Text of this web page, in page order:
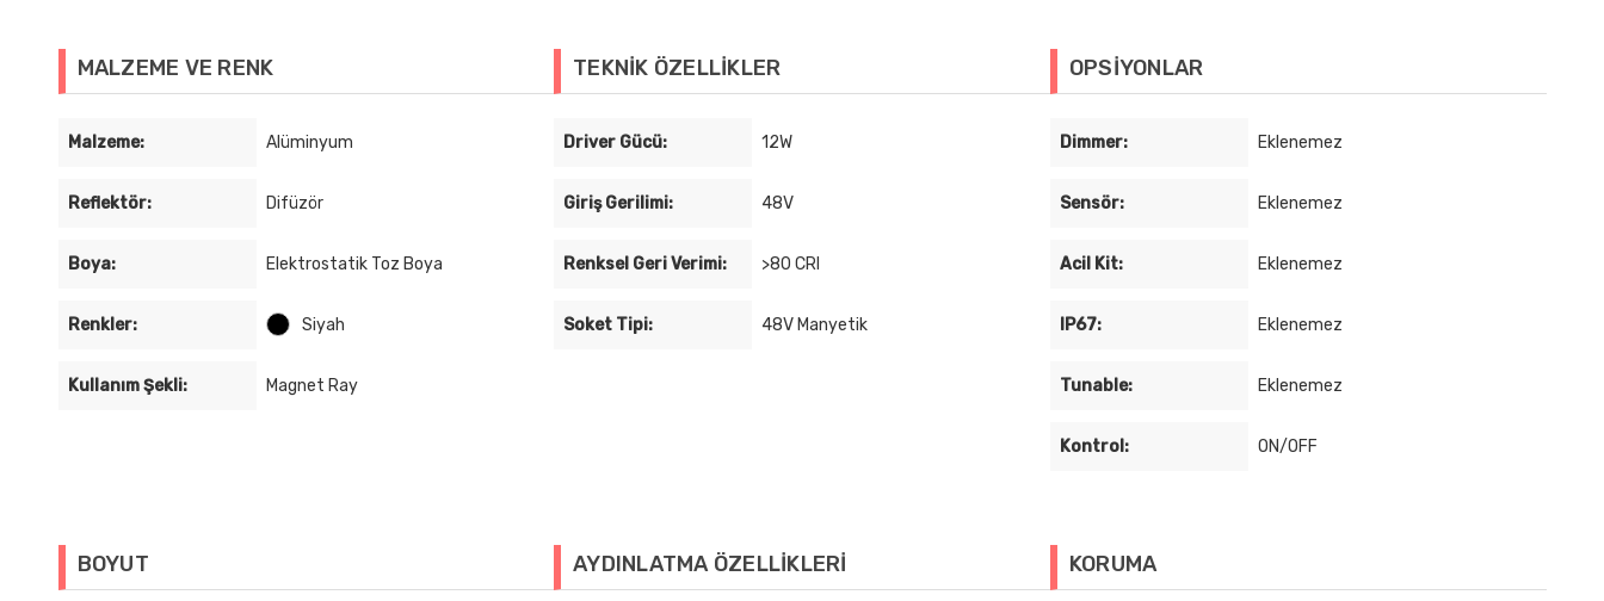
MALZEME VE RENK
Malzeme: Alüminyum
Reflektör: Difüzör
Boya: Elektrostatik Toz Boya
Renkler: Siyah
Kullanım Şekli: Magnet Ray
TEKNİK ÖZELLİKLER
Driver Gücü: 12W
Giriş Gerilimi: 48V
Renksel Geri Verimi: >80 CRI
Soket Tipi: 48V Manyetik
OPSİYONLAR
Dimmer: Eklenemez
Sensör: Eklenemez
Acil Kit: Eklenemez
IP67: Eklenemez
Tunable: Eklenemez
Kontrol: ON/OFF
BOYUT AYDINLATMA ÖZELLİKLERİ KORUMA